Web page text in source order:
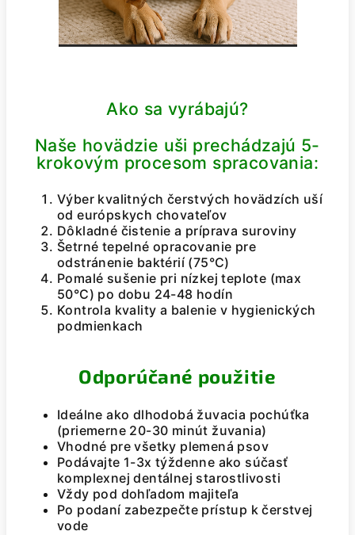
Ako sa vyrábajú?
Naše hovädzie uši prechádzajú 5-
krokovým procesom spracovania:
Výber kvalitných čerstvých hovädzích uší
od európskych chovateľov
Dôkladné čistenie a príprava suroviny
Šetrné tepelné opracovanie pre
odstránenie baktérií (75°C)
Pomalé sušenie pri nízkej teplote (max
50°C) po dobu 24-48 hodín
Kontrola kvality a balenie v hygienických
podmienkach
Odporúčané použitie
Ideálne ako dlhodobá žuvacia pochúťka
(priemerne 20-30 minút žuvania)
Vhodné pre všetky plemená psov
Podávajte 1-3x týždenne ako súčasť
komplexnej dentálnej starostlivosti
Vždy pod dohľadom majiteľa
Po podaní zabezpečte prístup k čerstvej
vode